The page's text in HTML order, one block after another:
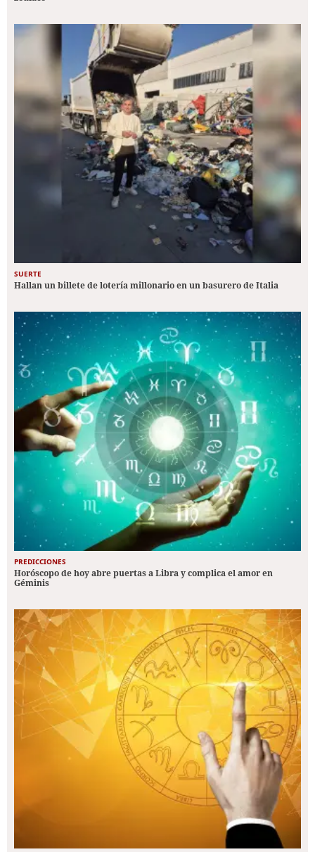
SUERTE
Hallan un billete de lotería millonario en un basurero de Italia
PREDICCIONES
Horóscopo de hoy abre puertas a Libra y complica el amor en
Géminis